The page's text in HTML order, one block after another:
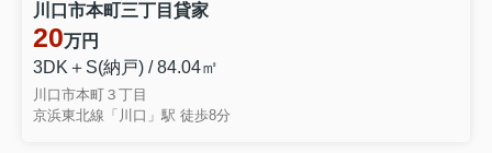
川口市本町三丁目貸家
20万円
3DK＋S(納戸) / 84.04㎡
川口市本町３丁目
京浜東北線「川口」駅 徒歩8分